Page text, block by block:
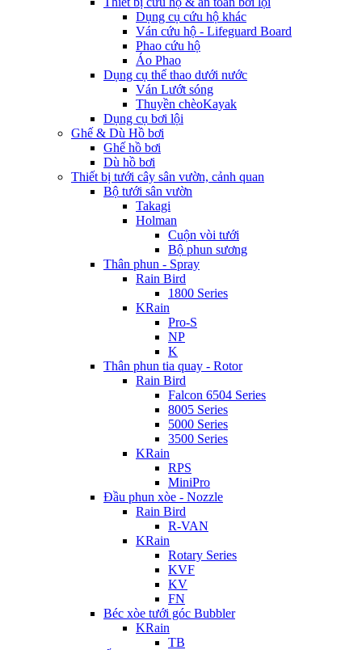
Dụng cụ cứu hộ khác
Ván cứu hộ - Lifeguard Board
Phao cứu hộ
Áo Phao
Dụng cụ thể thao dưới nước
Ván Lướt sóng
Thuyền chèoKayak
Dụng cụ bơi lội
Ghế & Dù Hồ bơi
Ghế hồ bơi
Dù hồ bơi
Thiết bị tưới cây sân vườn, cảnh quan
Bộ tưới sân vườn
Takagi
Holman
Cuộn vòi tưới
Bộ phun sương
Thân phun - Spray
Rain Bird
1800 Series
KRain
Pro-S
NP
K
Thân phun tia quay - Rotor
Rain Bird
Falcon 6504 Series
8005 Series
5000 Series
3500 Series
KRain
RPS
MiniPro
Đầu phun xòe - Nozzle
Rain Bird
R-VAN
KRain
Rotary Series
KVF
KV
FN
Béc xòe tưới góc Bubbler
KRain
TB